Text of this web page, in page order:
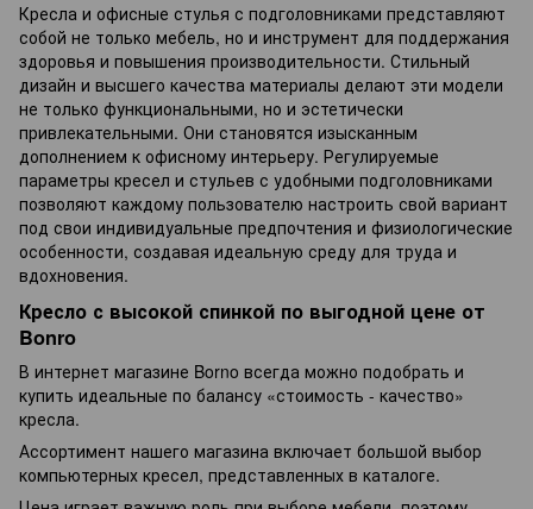
Кресла и офисные стулья с подголовниками представляют
собой не только мебель, но и инструмент для поддержания
здоровья и повышения производительности. Стильный
дизайн и высшего качества материалы делают эти модели
не только функциональными, но и эстетически
привлекательными. Они становятся изысканным
дополнением к офисному интерьеру. Регулируемые
параметры кресел и стульев с удобными подголовниками
позволяют каждому пользователю настроить свой вариант
под свои индивидуальные предпочтения и физиологические
особенности, создавая идеальную среду для труда и
вдохновения.
Кресло с высокой спинкой по выгодной цене от
Bonro
В интернет магазине Borno всегда можно подобрать и
купить идеальные по балансу «стоимость - качество»
кресла.
Ассортимент нашего магазина включает большой выбор
компьютерных кресел, представленных в каталоге.